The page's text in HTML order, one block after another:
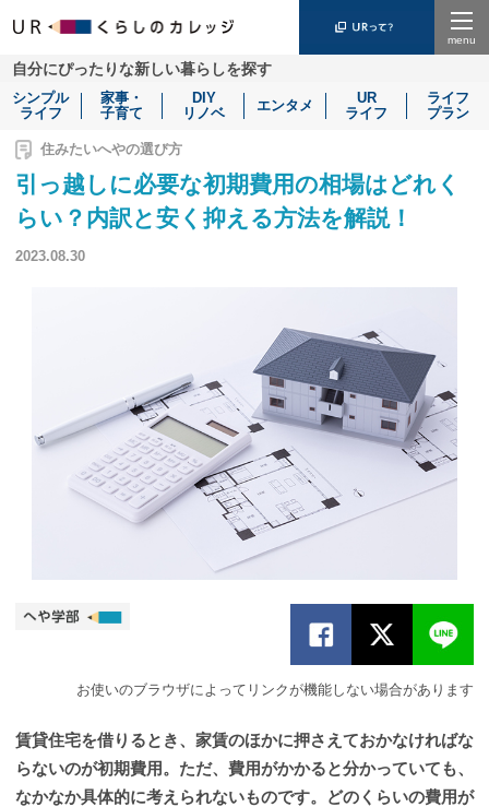
自分にぴったりな新しい暮らしを探す
シンプル
ライフ
家事・
子育て
DIY
リノベ
エンタメ
UR
ライフ
ライフ
プラン
住みたいへやの選び方
引っ越しに必要な初期費用の相場はどれく
らい？内訳と安く抑える方法を解説！
2023.08.30
お使いのブラウザによってリンクが機能しない場合があります
賃貸住宅を借りるとき、家賃のほかに押さえておかなければな
らないのが初期費用。ただ、費用がかかると分かっていても、
なかなか具体的に考えられないものです。どのくらいの費用が